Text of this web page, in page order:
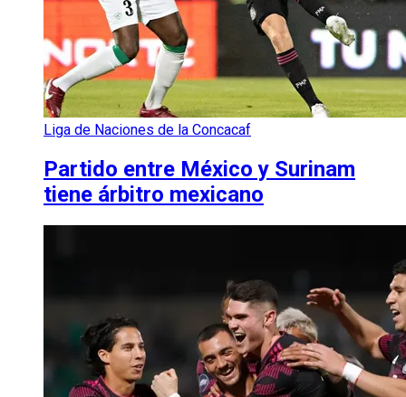
Liga de Naciones de la Concacaf
Partido entre México y Surinam
tiene árbitro mexicano